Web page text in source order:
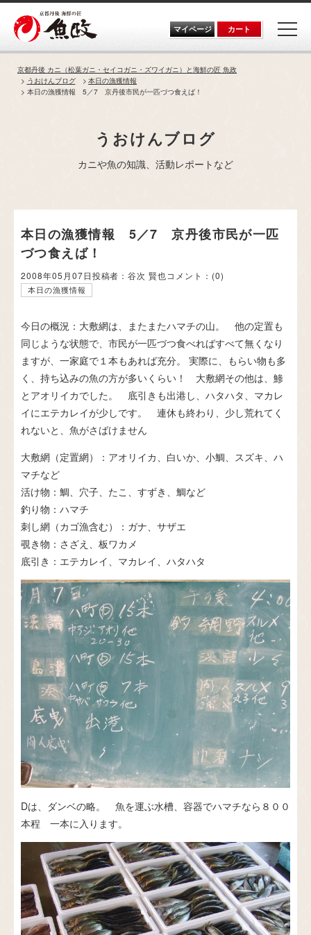
Skip
content
マイページ カート
京都丹後 カニ（松葉ガニ・セイコガニ・ズワイガニ）と海鮮の匠 魚政
うおけんブログ
本日の漁獲情報
本日の漁獲情報 5／7 京丹後市民が一匹づつ食えば！
うおけんブログ
カニや魚の知識、活動レポートなど
本日の漁獲情報 5／7 京丹後市民が一匹
づつ食えば！
2008年05月07日投稿者：谷次 賢也コメント： (0)
本日の漁獲情報
今日の概況：大敷網は、またまたハマチの山。 他の定置も
同じような状態で、市民が一匹づつ食べればすべて無くなり
ますが、一家庭で１本もあれば充分。 実際に、もらい物も多
く、持ち込みの魚の方が多いくらい！ 大敷網その他は、鯵
とアオリイカでした。 底引きも出港し、ハタハタ、マカレ
イにエテカレイが少しです。 連休も終わり、少し荒れてく
れないと、魚がさばけません
大敷網（定置網）：アオリイカ、白いか、小鯛、スズキ、ハ
マチなど
活け物：鯛、穴子、たこ、すずき、鯛など
釣り物：ハマチ
刺し網（カゴ漁含む）：ガナ、サザエ
覗き物：さざえ、板ワカメ
底引き：エテカレイ、マカレイ、ハタハタ
Dは、ダンベの略。 魚を運ぶ水槽、容器でハマチなら８００
本程 一本に入ります。